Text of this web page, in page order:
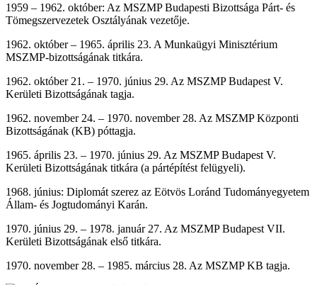
1959 – 1962. október: Az MSZMP Budapesti Bizottsága Párt- és
Tömegszervezetek Osztályának vezetője.
1962. október – 1965. április 23. A Munkaügyi Minisztérium
MSZMP-bizottságának titkára.
1962. október 21. – 1970. június 29. Az MSZMP Budapest V.
Kerületi Bizottságának tagja.
1962. november 24. – 1970. november 28. Az MSZMP Központi
Bizottságának (KB) póttagja.
1965. április 23. – 1970. június 29. Az MSZMP Budapest V.
Kerületi Bizottságának titkára (a pártépítést felügyeli).
1968. június: Diplomát szerez az Eötvös Loránd Tudományegyetem
Állam- és Jogtudományi Karán.
1970. június 29. – 1978. január 27. Az MSZMP Budapest VII.
Kerületi Bizottságának első titkára.
1970. november 28. – 1985. március 28. Az MSZMP KB tagja.